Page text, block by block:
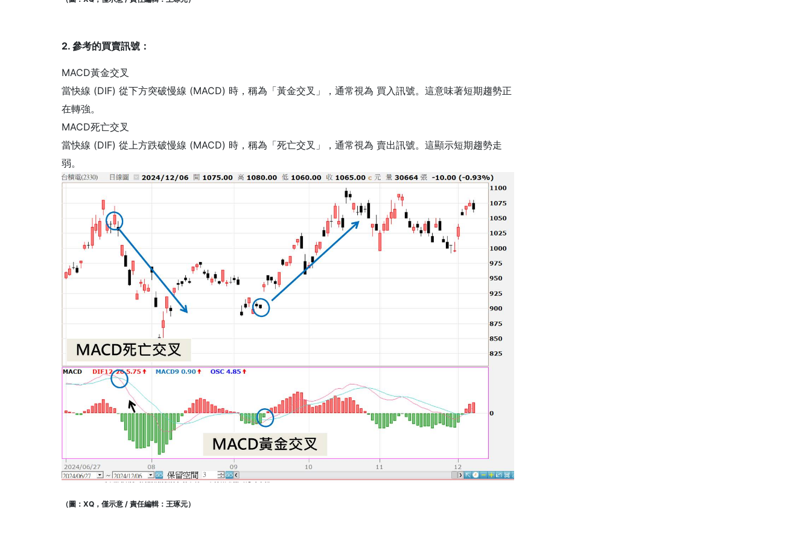
2. 參考的買賣訊號：
MACD黃金交叉
當快線 (DIF) 從下方突破慢線 (MACD) 時，稱為「黃金交叉」，通常視為 買入訊號。這意味著短期趨勢正
在轉強。
MACD死亡交叉
當快線 (DIF) 從上方跌破慢線 (MACD) 時，稱為「死亡交叉」，通常視為 賣出訊號。這顯示短期趨勢走
弱。
（圖：XQ，僅示意 / 責任編輯：王琢元）